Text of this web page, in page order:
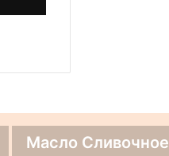
Масло Сливочное